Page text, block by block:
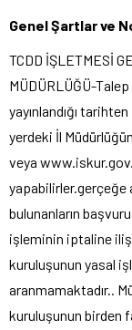
Genel Şartlar ve
TCDD İŞLETMESİ
MÜDÜRLÜĞÜ-
yayınlandığı
yerdeki İl
veya
yapabilirler.gerçeğe
bulunanların
işleminin iptaline
kuruluşunun yasal
aranmamaktadır..
kuruluşunun birden